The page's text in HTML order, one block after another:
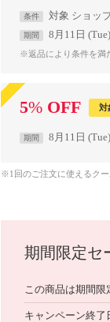
条件 対象 ショッ
期間 8月11日
※返品により条件を満
5% OFF 対
期間 8月11日
※1回のご注文に使えるクー
期間限定セ
この商品は期間限
キャンペーン終了